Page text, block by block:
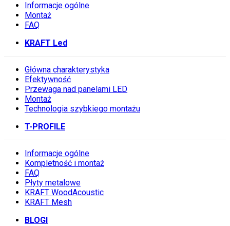
Informacje ogólne
Montaż
FAQ
KRAFT Led
Główna charakterystyka
Efektywność
Przewaga nad panelami LED
Montaż
Technologia szybkiego montażu
T-PROFILE
Informacje ogólne
Kompletność i montaż
FAQ
Płyty metalowe
KRAFT WoodAcoustic
KRAFT Mesh
BLOGI